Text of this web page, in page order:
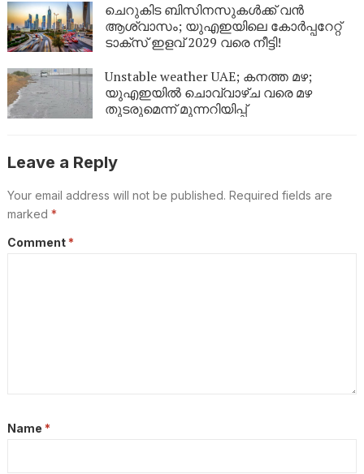
ചെറുകിട ബിസിനസുകൾക്ക് വൻ
ആശ്വാസം; യുഎഇയിലെ കോർപ്പറേറ്റ്
ടാക്സ് ഇളവ് 2029 വരെ നീട്ടി!
Unstable weather UAE; കനത്ത മഴ;
യുഎഇയിൽ ചൊവ്വാഴ്ച വരെ മഴ
തുടരുമെന്ന് മുന്നറിയിപ്പ്
Leave a Reply
Your email address will not be published. Required fields are
marked *
Comment *
Name *